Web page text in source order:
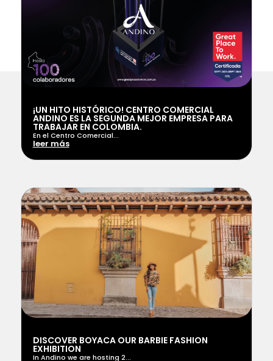
¡UN HITO HISTÓRICO! CENTRO COMERCIAL
ANDINO ES LA SEGUNDA MEJOR EMPRESA PARA
TRABAJAR EN COLOMBIA.
En el Centro Comercial...
leer más
DISCOVER BOYACA OUR BARBIE FASHION
EXHIBITION
In Andino we are hosting 2...